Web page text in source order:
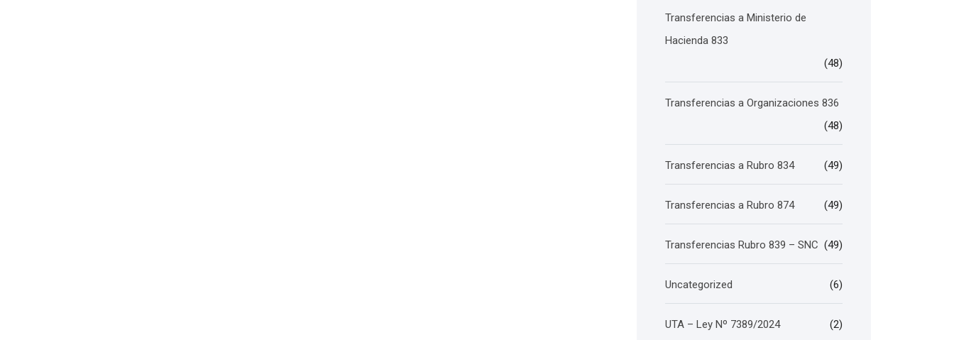
Transferencias a Ministerio de
Hacienda 833
(48)
Transferencias a Organizaciones 836
(48)
Transferencias a Rubro 834 (49)
Transferencias a Rubro 874 (49)
Transferencias Rubro 839 – SNC (49)
Uncategorized (6)
UTA – Ley Nº 7389/2024 (2)